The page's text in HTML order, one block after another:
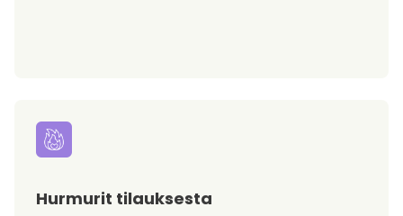
Hurmurit tilauksesta